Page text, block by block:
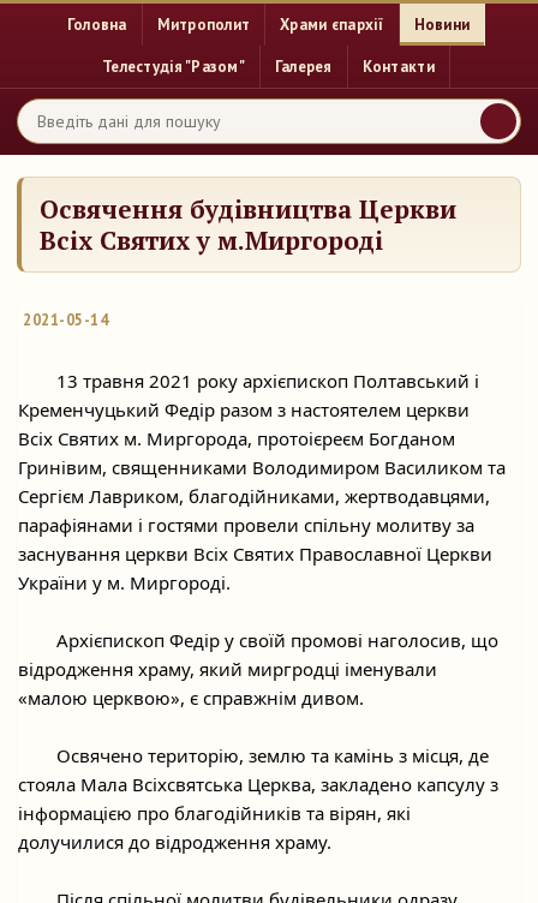
Головна Митрополит Храми єпархії Новини
Телестудія "Разом" Галерея Контакти
Освячення будівництва Церкви
Всіх Святих у м.Миргороді
2021-05-14
Кременчуцький Федір разом з настоятелем церкви
Всіх Святих м. Миргорода, протоієреєм Богданом
Гринівим, священниками Володимиром Василиком та
Сергієм Лавриком, благодійниками, жертводавцями,
парафіянами і гостями провели спільну молитву за
заснування церкви Всіх Святих Православної Церкви
України у м. Миргороді.
відродження храму, який миргродці іменували
«малою церквою», є справжнім дивом.
стояла Мала Всіхсвятська Церква, закладено капсулу з
інформацією про благодійників та вірян, які
долучилися до відродження храму.